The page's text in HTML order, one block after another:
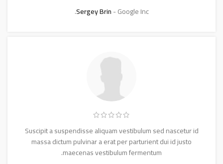
Sergey Brin Google Inc.
Suscipit a suspendisse aliquam vestibulum sed nascetur id
massa dictum pulvinar a erat per parturient dui id justo
maecenas vestibulum fermentum.